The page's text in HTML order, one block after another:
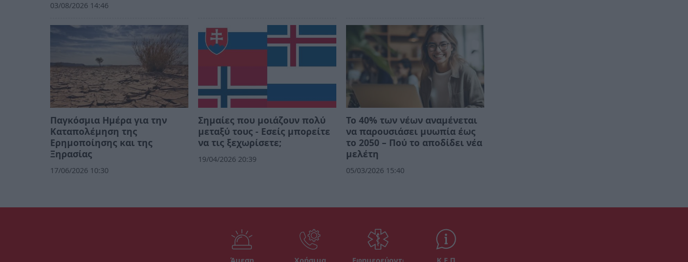
03/08/2026 14:46
Παγκόσμια Ημέρα για την
Καταπολέμηση της
Ερημοποίησης και της
Ξηρασίας
17/06/2026 10:30
Σημαίες που μοιάζουν πολύ
μεταξύ τους - Εσείς μπορείτε
να τις ξεχωρίσετε;
19/04/2026 20:39
Το 40% των νέων αναμένεται
να παρουσιάσει μυωπία έως
το 2050 – Πού το αποδίδει νέα
μελέτη
05/03/2026 15:40